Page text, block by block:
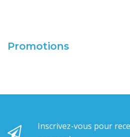
Promotions
Inscrivez-vous pour